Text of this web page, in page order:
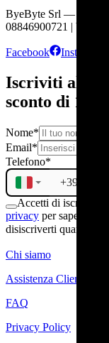
ByeByte Srl — Viale
08846900721 |
Facebook Instagram
Iscriviti alla
sconto di 10€
Nome*
Email*
Telefono*
Accetti di iscriverti
privacy per sapere di
disiscriverti quando
Chi siamo
Assistenza Clienti
FAQ
Privacy Policy